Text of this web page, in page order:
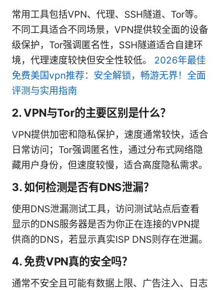
常用工具包括VPN、代理、SSH隧道、Tor等。
不同工具适合不同场景，VPN提供较全面的设备
级保护，Tor强调匿名性，SSH隧道适合自建环
境，代理速度较快但安全性较低。 2026年最佳
免费美国vpn推荐：安全解锁，畅游无界！全面
评测与实用指南
2. VPN与Tor的主要区别是什么？
VPN提供加密和隐私保护，速度通常较快，适合
日常访问；Tor强调匿名性，通过分布式网络隐
藏用户身份，但速度较慢，适合高度隐私需求。
3. 如何检测是否有DNS泄漏？
使用DNS泄漏测试工具，访问测试站点后查看
显示的DNS服务器是否为你正在连接的VPN提
供商的DNS，若显示真实ISP DNS则存在泄漏。
4. 免费VPN真的安全吗？
通常不安全且可能有数据上限、广告注入、日志